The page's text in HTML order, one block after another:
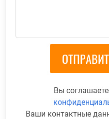
Вы
Ваши контактные